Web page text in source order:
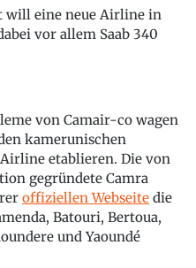
will eine neue Airline in
vor allem Saab 340
von Camair-co wagen
kamerunischen
etablieren. Die von
gegründete Camra
offiziellen Webseite die
Batouri, Bertoua,
und Yaoundé